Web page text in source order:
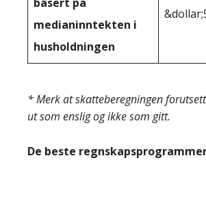
medianinntekten i
husholdningen
* Merk at skatteberegningen
ut som enslig og ikke som gitt.
De beste